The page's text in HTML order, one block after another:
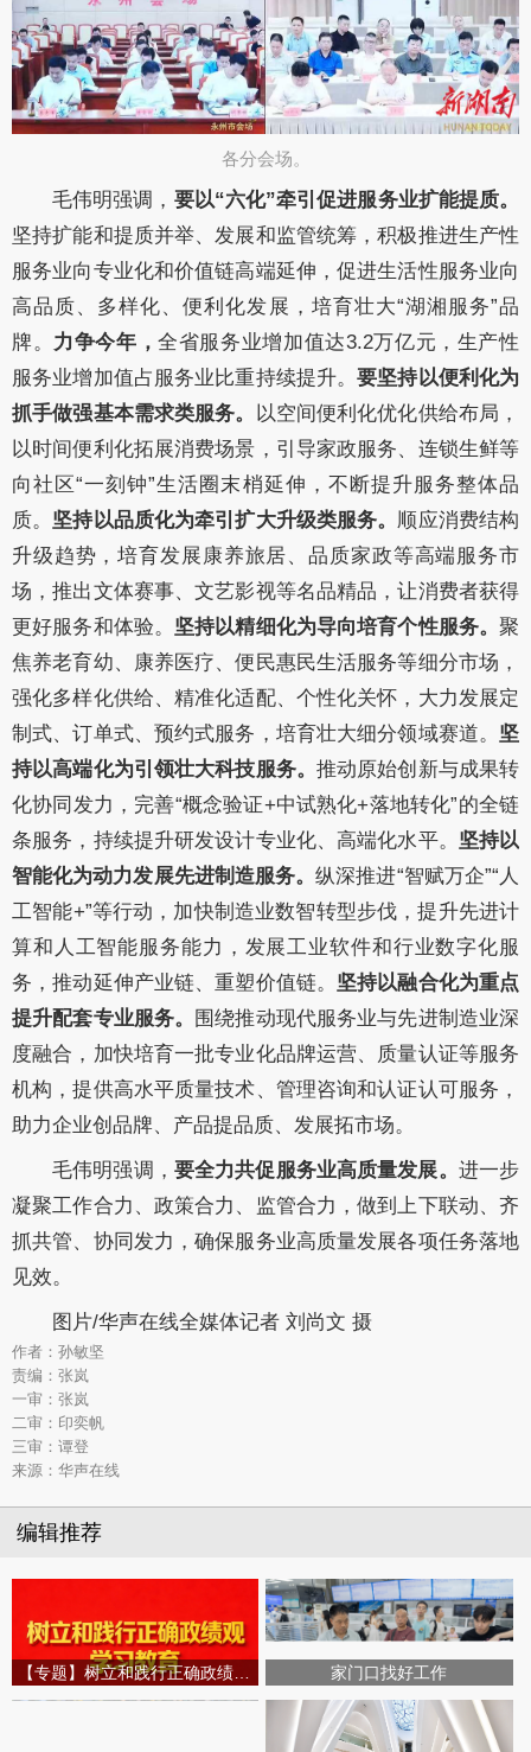
各分会场。​
毛伟明强调， 要以“六化”牵引促进服务业扩能提质。
坚持扩能和提质并举、发展和监管统筹，积极推进生产性
服务业向专业化和价值链高端延伸，促进生活性服务业向
高品质、多样化、便利化发展 ，培育壮大“湖湘服务”品
牌。 力争今年 ，全省服务业增加值达3.2万亿元，生产性
服务业增加值占服务业比重持续提升。要坚持以便利化为
抓手做强基本需求类服务。 以空间便利化优化供给布局 ，
以时间便利化拓展消费场景 ， 引导家政服务、连锁生鲜等
向社区“一刻钟”生活圈末梢延伸 ， 不断提升服务整体品
质。 坚持以品质化为牵引扩大升级类服务。 顺应消费结构
升级趋势，培育发展康养旅居、品质家政等高端服务市
场 ，推出文体赛事、文艺影视等名品精品 ，让消费者获得
更好服务和体验。 坚持以精细化为导向培育个性服务。 聚
焦养老育幼、 康养医疗、便民惠民生活服务等细分市场，
强化多样化供给、精准化适配、个性化关怀 ， 大力发展定
制式、订单式、预约式服务 ， 培育壮大细分领域赛道。 坚
持以高端化为引领壮大科技服务。 推动原始创新与成果转
化协同发力， 完善“概念验证+中试熟化+落地转化”的全链
条服务 ， 持续提升研发设计专业化、高端化水平。 坚持以
智能化为动力发展先进制造服务。纵深推进“智赋万企”“人
工智能+”等行动 ， 加快制造业数智转型步伐 ，提升先进计
算和人工智能服务能力 ， 发展工业软件和行业数字化服
务 ，推动延伸产业链、重塑价值链。 坚持以融合化为重点
提升配套专业服务。 围绕推动现代服务业与先进制造业深
度融合， 加快培育一批专业化品牌运营、 质量认证等服务
机构，提供高水平质量技术、管理咨询和认证认可服务 ，
助力企业创品牌、产品提品质、 发展拓市场。
毛伟明强调， 要全力共促服务业高质量发展。 进一步
凝聚工作合力 、 政策合力 、 监管合力 ，做到上下联动、齐
抓共管、 协同发力 ，确保服务业高质量发展各项任务落地
见效。
图片/华声在线全媒体记者 刘尚文 摄
作者：孙敏坚
责编：张岚
一审：张岚
二审：印奕帆
三审：谭登
来源：华声在线
编辑推荐
家门口找好工作